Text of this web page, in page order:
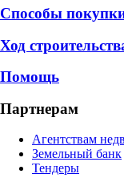
Способы
Ход
Помощь
Партнерам
Агентствам
Земельный банк
Тендеры